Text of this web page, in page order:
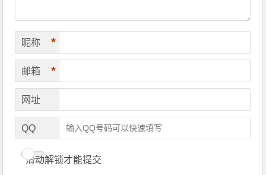
昵称 *
邮箱 *
网址
QQ
滑动解锁才能提交